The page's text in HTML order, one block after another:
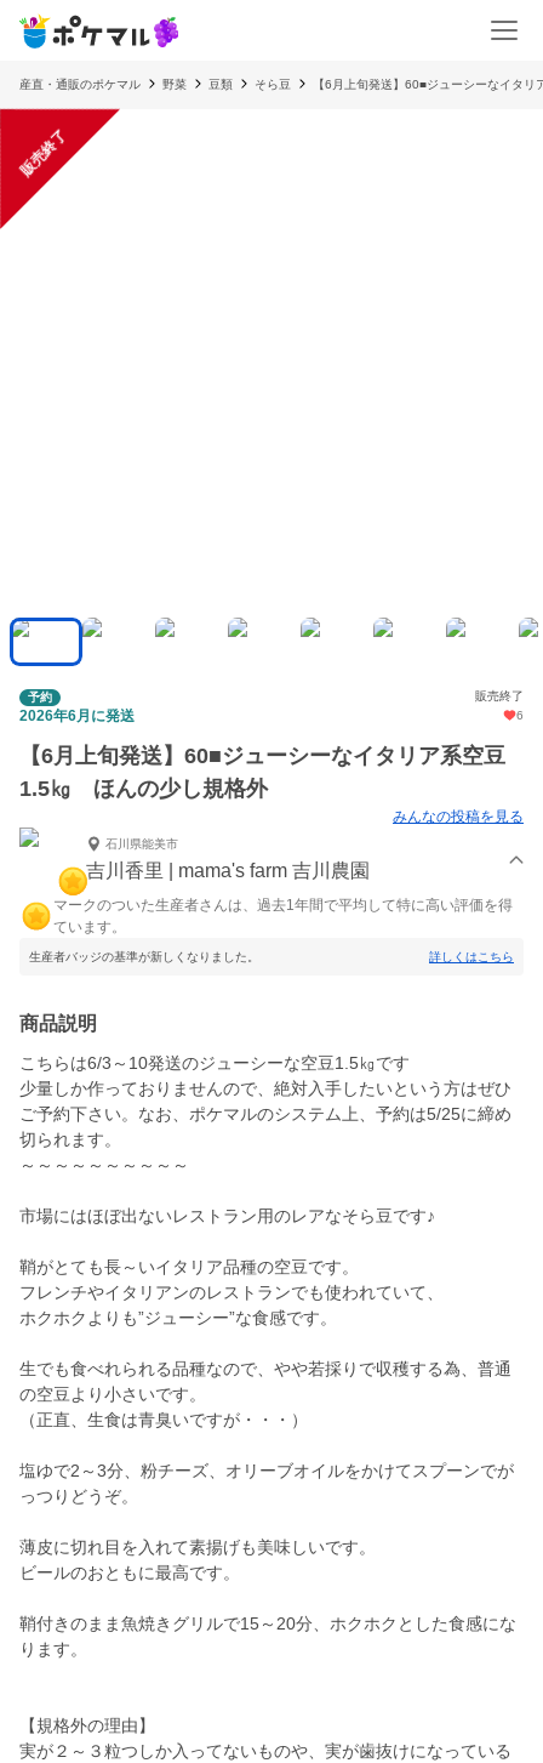
産直・通販のポケマル 野菜 豆類 そら豆 【6月上旬発送】60■ジューシーなイタ
販売終了
予約 販売終了
2026年6月に発送 6
【6月上旬発送】60■ジューシーなイタリア系空豆
1.5㎏ ほんの少し規格外
みんなの投稿を見る
石川県能美市
吉川香里 | mama's farm 吉川農園
マークのついた生産者さんは、過去1年間で平均して特に高い評価を得
ています。
生産者バッジの基準が新しくなりました。 詳しくはこちら
商品説明
こちらは6/3～10発送のジューシーな空豆1.5㎏です
少量しか作っておりませんので、絶対入手したいという方はぜひ
ご予約下さい。なお、ポケマルのシステム上、予約は5/25に締め
切られます。
～～～～～～～～～～
市場にはほぼ出ないレストラン用のレアなそら豆です♪
鞘がとても長～いイタリア品種の空豆です。
フレンチやイタリアンのレストランでも使われていて、
ホクホクよりも”ジューシー”な食感です。
生でも食べれられる品種なので、やや若採りで収穫する為、普通
の空豆より小さいです。
（正直、生食は青臭いですが・・・）
塩ゆで2～3分、粉チーズ、オリーブオイルをかけてスプーンでが
っつりどうぞ。
薄皮に切れ目を入れて素揚げも美味しいです。
ビールのおともに最高です。
鞘付きのまま魚焼きグリルで15～20分、ホクホクとした食感にな
ります。
【規格外の理由】
実が２～３粒つしか入ってないものや、実が歯抜けになっている